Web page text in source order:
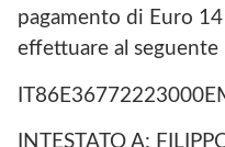
pagamento di Euro
effettuare al seguente
INTESTATO A: